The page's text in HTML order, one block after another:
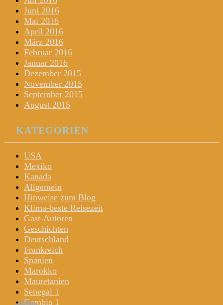
Juni 2016
Mai 2016
April 2016
März 2016
Februar 2016
Januar 2016
Dezember 2015
November 2015
September 2015
August 2015
KATEGORIEN
USA
Mexiko
Kanada
Allgemein
Hinweise zum Blog
Klima-beste Reisezeit
Gast-Autoren
Geschichten
Deutschland
Frankreich
Spanien
Marokko
Mauretanien
Senegal 1
Gambia 1